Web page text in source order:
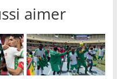
aimer